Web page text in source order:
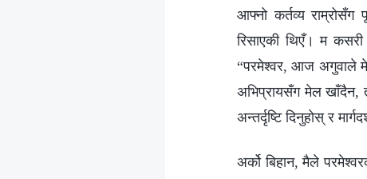
आफ्नो कर्तव्य राम्रोसँग
रिसाएकी थिएँ। म कसरी
“परमेश्‍वर, आज अगुवाले
अभिप्रायसँग मेल खाँदैन,
अन्तर्दृष्टि दिनुहोस् र
अर्को बिहान, मैले